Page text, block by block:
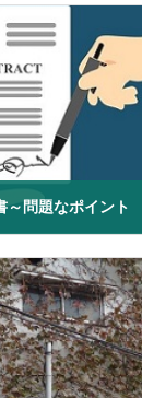
～問題なポイント